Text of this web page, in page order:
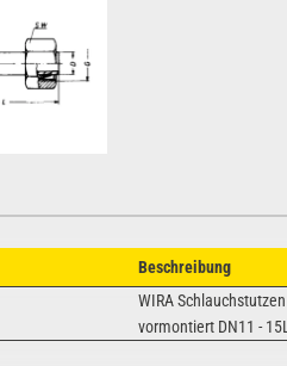
Beschreibung
WIRA Schlauchstutzen
vormontiert DN11 - 15L